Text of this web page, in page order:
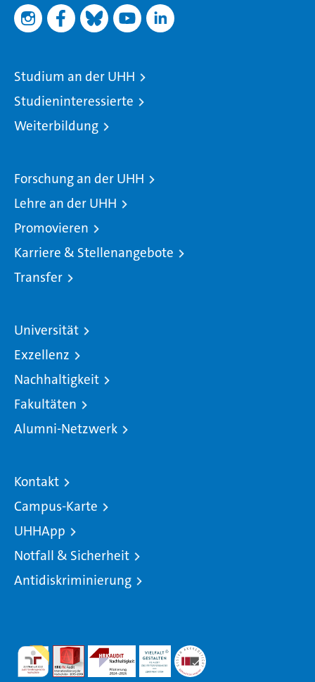
Studium an der UHH
Studieninteressierte
Weiterbildung
Forschung an der UHH
Lehre an der UHH
Promovieren
Karriere & Stellenangebote
Transfer
Universität
Exzellenz
Nachhaltigkeit
Fakultäten
Alumni-Netzwerk
Kontakt
Campus-Karte
UHHApp
Notfall & Sicherheit
Antidiskriminierung